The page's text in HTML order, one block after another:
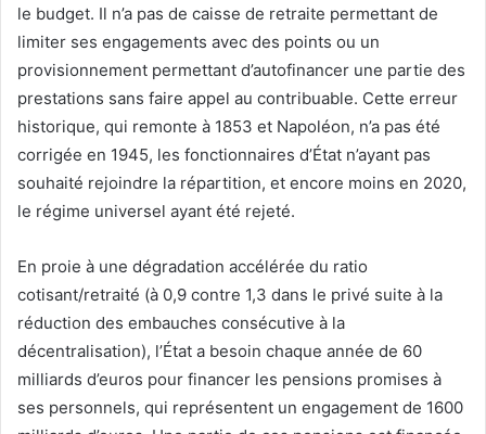
le budget. Il n’a pas de caisse de retraite permettant de
limiter ses engagements avec des points ou un
provisionnement permettant d’autofinancer une partie des
prestations sans faire appel au contribuable. Cette erreur
historique, qui remonte à 1853 et Napoléon, n’a pas été
corrigée en 1945, les fonctionnaires d’État n’ayant pas
souhaité rejoindre la répartition, et encore moins en 2020,
le régime universel ayant été rejeté.
En proie à une dégradation accélérée du ratio
cotisant/retraité (à 0,9 contre 1,3 dans le privé suite à la
réduction des embauches consécutive à la
décentralisation), l’État a besoin chaque année de 60
milliards d’euros pour financer les pensions promises à
ses personnels, qui représentent un engagement de 1600